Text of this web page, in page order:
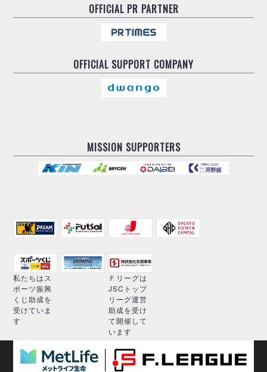
OFFICIALPR PARTNER
OFFICIAL SUPPORT COMPANY
MISSION SUPPORTERS
私たちはス
ポーツ振興
くじ助成を
受けていま
す
Ｆリーグは
JSCトップ
リーグ運営
助成を受け
て開催して
います